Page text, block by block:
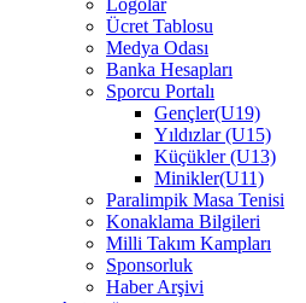
Logolar
Ücret Tablosu
Medya Odası
Banka Hesapları
Sporcu Portalı
Gençler(U19)
Yıldızlar (U15)
Küçükler (U13)
Minikler(U11)
Paralimpik Masa Tenisi
Konaklama Bilgileri
Milli Takım Kampları
Sponsorluk
Haber Arşivi